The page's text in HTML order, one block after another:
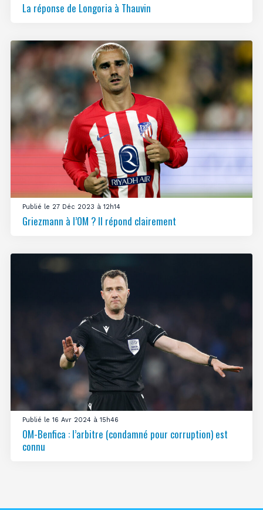
La réponse de Longoria à Thauvin
Publié le 27 Déc 2023 à 12h14
Griezmann à l’OM ? Il répond clairement
Publié le 16 Avr 2024 à 15h46
OM-Benfica : l’arbitre (condamné pour corruption) est
connu